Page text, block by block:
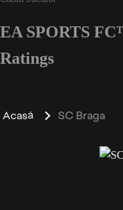
EA SPORTS
Ratings
Acasă SC Braga